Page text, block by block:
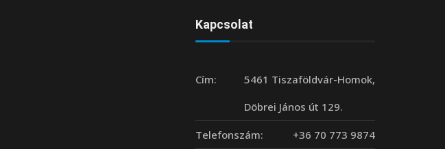
Kapcsolat
Cím:
5461 Tiszaföldvár-Homok,
Döbrei János út 129.
Telefonszám: +36 70 773 9874